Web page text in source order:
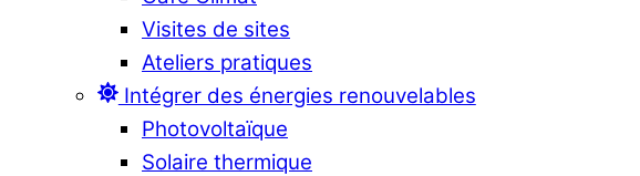
Visites de sites
Ateliers pratiques
Intégrer des énergies renouvelables
Photovoltaïque
Solaire thermique